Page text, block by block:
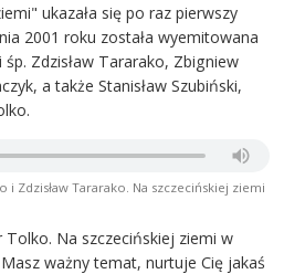
ukazała się po raz pierwszy
2001 roku została wyemitowana
Zdzisław Tararako, Zbigniew
a także Stanisław Szubiński,
Zdzisław Tararako. Na szczecińskiej ziemi
Na szczecińskiej ziemi w
ważny temat, nurtuje Cię jakaś